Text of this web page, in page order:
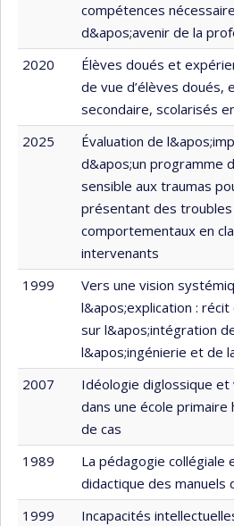
compétences
d&apos;avenir de la
2020
Élèves doués et
de vue d’élèves doués,
secondaire, scolarisés
2025
Évaluation de
d&apos;un programme
sensible aux traumas
présentant des
comportementaux en
intervenants
1999
Vers une vision
l&apos;explication :
sur l&apos;intégration
l&apos;ingénierie et de
2007
Idéologie diglossique et
dans une école primaire
de cas
1989
La pédagogie
didactique des manuels
1999
Incapacités